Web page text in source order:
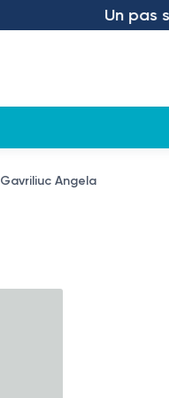
Un pas
Gavriliuc Angela